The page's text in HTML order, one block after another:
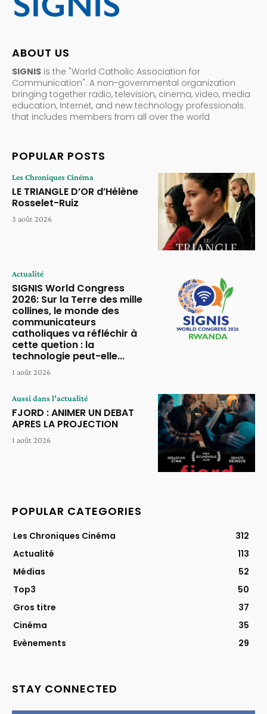
ABOUT US
SIGNIS is the "World Catholic Association for
Communication". A non-governmental organization
bringing together radio, television, cinema, video, media
education, Internet, and new technology professionals.
that includes members from all over the world
POPULAR POSTS
Les Chroniques Cinéma
LE TRIANGLE D’OR d’Hélène
Rosselet-Ruiz
3 août 2026
Actualité
SIGNIS World Congress
2026: Sur la Terre des mille
collines, le monde des
communicateurs
catholiques va réfléchir à
cette quetion : la
technologie peut-elle...
1 août 2026
Aussi dans l'actualité
FJORD : ANIMER UN DEBAT
APRES LA PROJECTION
1 août 2026
POPULAR CATEGORIES
Les Chroniques Cinéma
312
Actualité
113
Médias
52
Top3
50
Gros titre
37
Cinéma
35
Evènements
29
STAY CONNECTED